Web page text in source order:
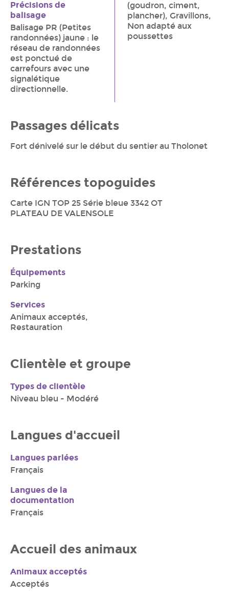
Précisions de
balisage
Balisage PR (Petites
randonnées) jaune : le
réseau de randonnées
est ponctué de
carrefours avec une
signalétique
directionnelle.
(goudron, ciment,
plancher), Gravillons,
Non adapté aux
poussettes
Passages délicats
Fort dénivelé sur le début du sentier au Tholonet
Références topoguides
Carte IGN TOP 25 Série bleue 3342 OT
PLATEAU DE VALENSOLE
Prestations
Équipements
Parking
Services
Animaux acceptés,
Restauration
Clientèle et groupe
Types de clientèle
Niveau bleu - Modéré
Langues d'accueil
Langues parlées
Français
Langues de la
documentation
Français
Accueil des animaux
Animaux acceptés
Acceptés